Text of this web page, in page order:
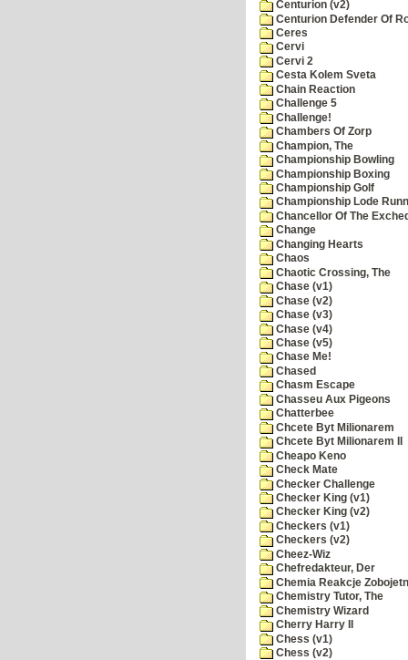
Centurion (v2)
Centurion Defender Of
Ceres
Cervi
Cervi 2
Cesta Kolem Sveta
Chain Reaction
Challenge 5
Challenge!
Chambers Of Zorp
Champion, The
Championship Bowling
Championship Boxing
Championship Golf
Championship Lode
Chancellor Of The
Change
Changing Hearts
Chaos
Chaotic Crossing, The
Chase (v1)
Chase (v2)
Chase (v3)
Chase (v4)
Chase (v5)
Chase Me!
Chased
Chasm Escape
Chasseu Aux Pigeons
Chatterbee
Chcete Byt Milionarem
Chcete Byt Milionarem II
Cheapo Keno
Check Mate
Checker Challenge
Checker King (v1)
Checker King (v2)
Checkers (v1)
Checkers (v2)
Cheez-Wiz
Chefredakteur, Der
Chemia Reakcje
Chemistry Tutor, The
Chemistry Wizard
Cherry Harry II
Chess (v1)
Chess (v2)